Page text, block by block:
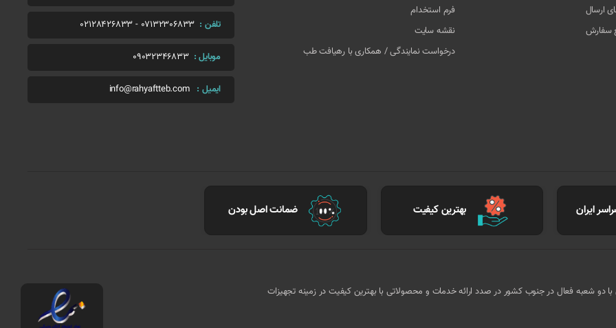
ارسال
سفارش
فرم استخدام
نقشه سایت
درخواست نمایندگی / همکاری با رهیافت طب
تلفن : 07132306833
-
02128426833
موبایل : 09032346833
ایمیل : info@rahyaftteb.com
ایران بهترین کیفیت ضمانت اصل بودن
کادر مجرب و متخصص با دو شعبه فعال در جنوب کشور در صدد ارائه خدمات و محصولاتی با بهترین کیفیت در زمینه تجهیزات